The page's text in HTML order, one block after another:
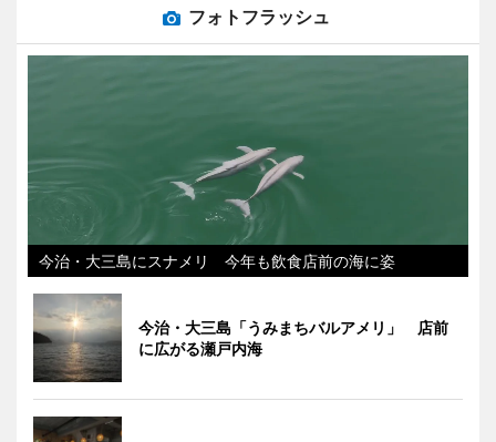
フォトフラッシュ
今治・大三島にスナメリ 今年も飲食店前の海に姿
今治・大三島「うみまちバルアメリ」 店前
に広がる瀬戸内海